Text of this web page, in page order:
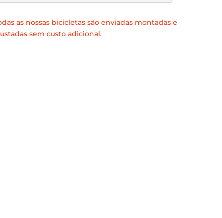
as nossas bicicletas são enviadas montadas e
sem custo adicional.